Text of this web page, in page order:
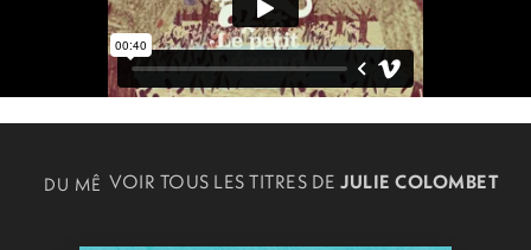
VOIR TOUS LES TITRES DEJULIE COLOMBET
DU MÊMEAUTEUR